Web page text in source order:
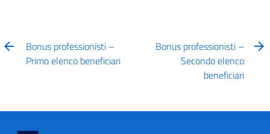
Bonus professionisti –
Primo elenco beneficiari
Bonus professionisti –
Secondo elenco
beneficiari